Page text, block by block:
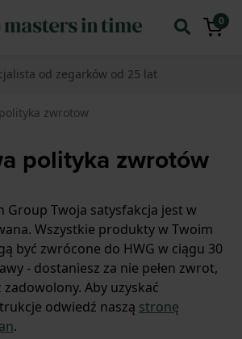
0
od zegarków od 25 lat
zwrotow
polityka zwrotów
Group Twoja satysfakcja jest w
Wszystkie produkty w Twoim
być zwrócone do HWG w ciągu 30
- dostaniesz za nie pełen zwrot,
Aby uzyskać
odwiedź naszą stronę
.